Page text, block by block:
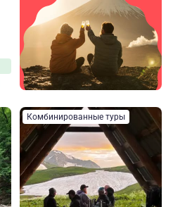
Комбинированные туры